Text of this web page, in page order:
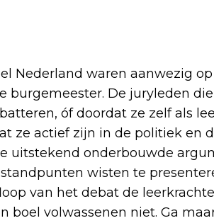
Nederland waren aanwezig
burgemeester. De juryleden
óf doordat ze zelf als
ze actief zijn in de politiek en
uitstekend onderbouwde
wisten te
van het debat de
volwassenen niet. Ga